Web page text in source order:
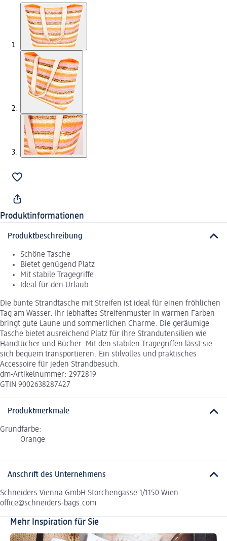
Produktinformationen
Produktbeschreibung
Schöne Tasche
Bietet genügend Platz
Mit stabile Tragegriffe
Ideal für den Urlaub
Die bunte Strandtasche mit Streifen ist ideal für einen fröhlichen
Tag am Wasser. Ihr lebhaftes Streifenmuster in warmen Farben
bringt gute Laune und sommerlichen Charme. Die geräumige
Tasche bietet ausreichend Platz für Ihre Strandutensilien wie
Handtücher und Bücher. Mit den stabilen Tragegriffen lässt sie
sich bequem transportieren. Ein stilvolles und praktisches
Accessoire für jeden Strandbesuch.
dm-Artikelnummer: 2972819
GTIN 9002638287427
Produktmerkmale
Grundfarbe:
Orange
Anschrift des Unternehmens
Schneiders Vienna GmbH Storchengasse 1/1150 Wien
office@schneiders-bags.com
Mehr Inspiration für Sie